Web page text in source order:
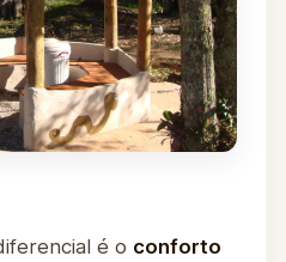
é o conforto